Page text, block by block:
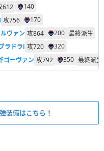
612
140
攻756
170
ヴァン 攻864 200 最終派生
ラドラⅠ 攻720
320
ゴーヴァン 攻792 350 最終派生
装備はこちら！